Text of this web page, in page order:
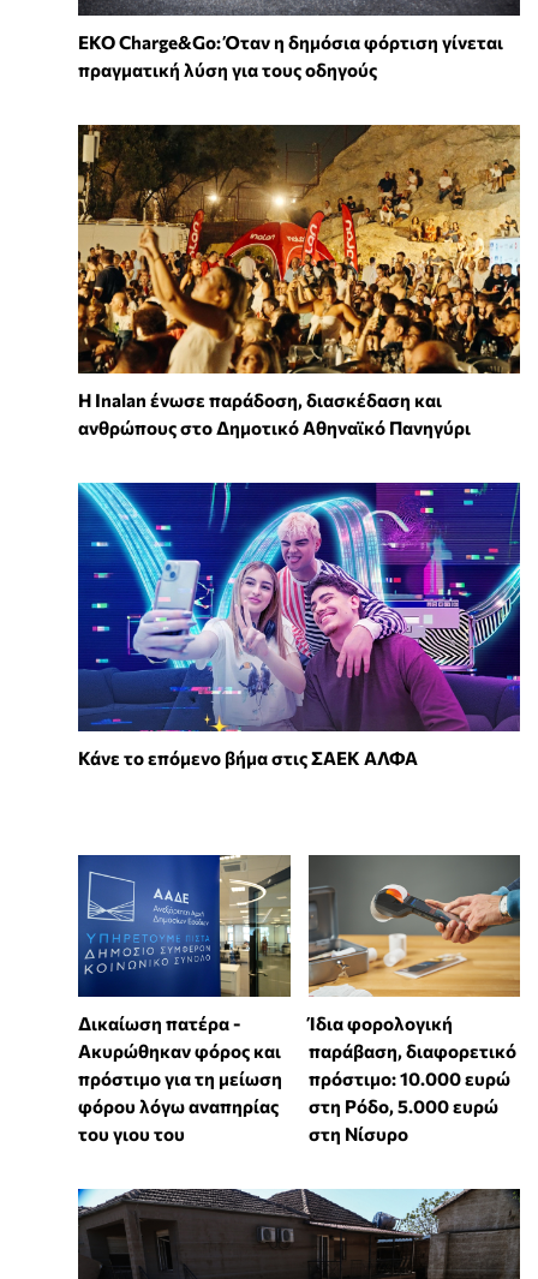
EKO Charge&Go: Όταν η δημόσια φόρτιση γίνεται
πραγματική λύση για τους οδηγούς
Η Inalan ένωσε παράδοση, διασκέδαση και
ανθρώπους στο Δημοτικό Αθηναϊκό Πανηγύρι
Κάνε το επόμενο βήμα στις ΣΑΕΚ ΑΛΦΑ
Δικαίωση πατέρα -
Ακυρώθηκαν φόρος και
πρόστιμο για τη μείωση
φόρου λόγω αναπηρίας
του γιου του
Ίδια φορολογική
παράβαση, διαφορετικό
πρόστιμο: 10.000 ευρώ
στη Ρόδο, 5.000 ευρώ
στη Νίσυρο